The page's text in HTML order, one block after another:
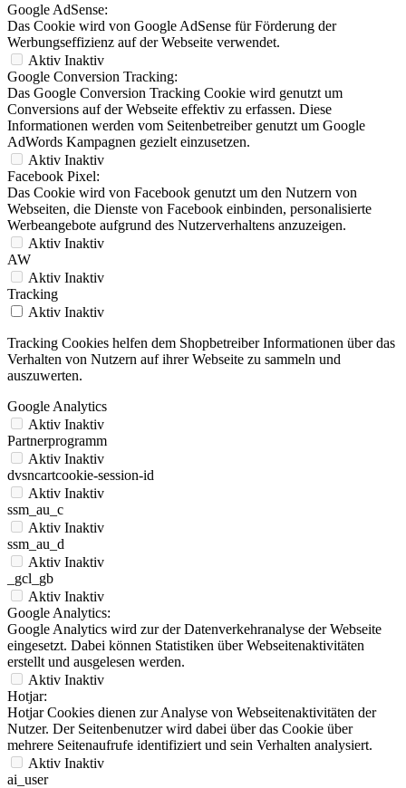
Google AdSense:
Das Cookie wird von Google AdSense für Förderung der
Werbungseffizienz auf der Webseite verwendet.
Aktiv Inaktiv
Google Conversion Tracking:
Das Google Conversion Tracking Cookie wird genutzt um
Conversions auf der Webseite effektiv zu erfassen. Diese
Informationen werden vom Seitenbetreiber genutzt um Google
AdWords Kampagnen gezielt einzusetzen.
Aktiv Inaktiv
Facebook Pixel:
Das Cookie wird von Facebook genutzt um den Nutzern von
Webseiten, die Dienste von Facebook einbinden, personalisierte
Werbeangebote aufgrund des Nutzerverhaltens anzuzeigen.
Aktiv Inaktiv
AW
Aktiv Inaktiv
Tracking
Aktiv Inaktiv
Tracking Cookies helfen dem Shopbetreiber Informationen über das
Verhalten von Nutzern auf ihrer Webseite zu sammeln und
auszuwerten.
Google Analytics
Aktiv Inaktiv
Partnerprogramm
Aktiv Inaktiv
dvsncartcookie-session-id
Aktiv Inaktiv
ssm_au_c
Aktiv Inaktiv
ssm_au_d
Aktiv Inaktiv
_gcl_gb
Aktiv Inaktiv
Google Analytics:
Google Analytics wird zur der Datenverkehranalyse der Webseite
eingesetzt. Dabei können Statistiken über Webseitenaktivitäten
erstellt und ausgelesen werden.
Aktiv Inaktiv
Hotjar:
Hotjar Cookies dienen zur Analyse von Webseitenaktivitäten der
Nutzer. Der Seitenbenutzer wird dabei über das Cookie über
mehrere Seitenaufrufe identifiziert und sein Verhalten analysiert.
Aktiv Inaktiv
ai_user